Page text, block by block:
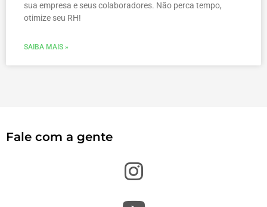
sua empresa e seus colaboradores. Não perca tempo,
otimize seu RH!
SAIBA MAIS »
Fale com a gente